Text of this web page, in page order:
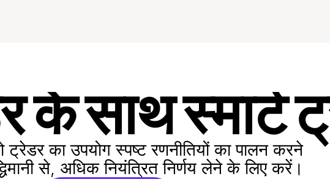
के साथ स्मार्ट
का उपयोग स्पष्ट रणनीतियों का पालन करने
से, अधिक नियंत्रित निर्णय लेने के लिए करें।